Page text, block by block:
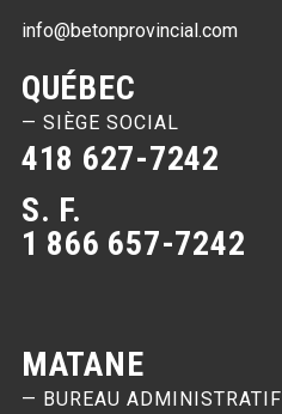
info@betonprovincial.com
QUÉBEC
— SIÈGE SOCIAL
418 627-7242
S. F.
1 866 657-7242
MATANE
— BUREAU ADMINISTRATIF